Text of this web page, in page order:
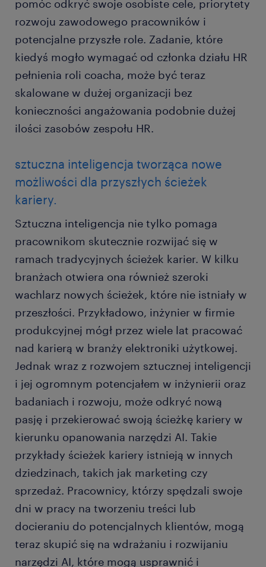
pomóc odkryć swoje osobiste cele, priorytety
rozwoju zawodowego pracowników i
potencjalne przyszłe role. Zadanie, które
kiedyś mogło wymagać od członka działu HR
pełnienia roli coacha, może być teraz
skalowane w dużej organizacji bez
konieczności angażowania podobnie dużej
ilości zasobów zespołu HR.
sztuczna inteligencja tworząca nowe
możliwości dla przyszłych ścieżek
kariery.
Sztuczna inteligencja nie tylko pomaga
pracownikom skutecznie rozwijać się w
ramach tradycyjnych ścieżek karier. W kilku
branżach otwiera ona również szeroki
wachlarz nowych ścieżek, które nie istniały w
przeszłości. Przykładowo, inżynier w firmie
produkcyjnej mógł przez wiele lat pracować
nad karierą w branży elektroniki użytkowej.
Jednak wraz z rozwojem sztucznej inteligencji
i jej ogromnym potencjałem w inżynierii oraz
badaniach i rozwoju, może odkryć nową
pasję i przekierować swoją ścieżkę kariery w
kierunku opanowania narzędzi AI. Takie
przykłady ścieżek kariery istnieją w innych
dziedzinach, takich jak marketing czy
sprzedaż. Pracownicy, którzy spędzali swoje
dni w pracy na tworzeniu treści lub
docieraniu do potencjalnych klientów, mogą
teraz skupić się na wdrażaniu i rozwijaniu
narzędzi AI, które mogą usprawnić i